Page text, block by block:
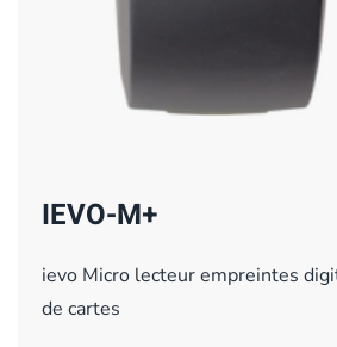
IEVO-M+
ievo Micro lecteur empreintes
de cartes